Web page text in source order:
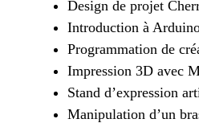
Design de projet
Introduction à
Programmation de
Impression 3D avec
Stand d’expression
Manipulation d’un